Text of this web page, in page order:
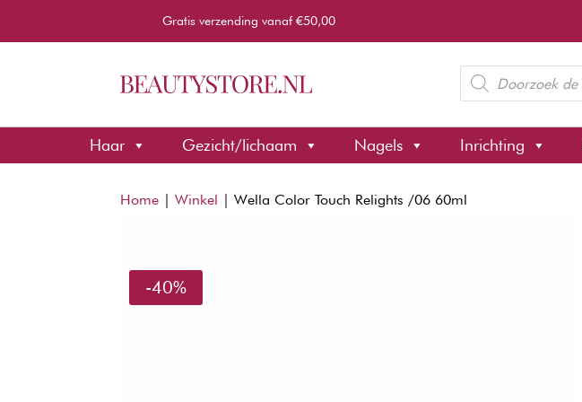
Gratis verzending vanaf €50,00
Producten
zoeken
Haar Gezicht/lichaam Nagels Inrichting
Home |Winkel |Wella Color Touch Relights /06 60ml
-40%